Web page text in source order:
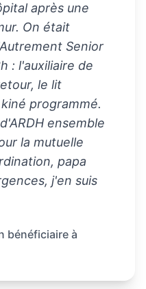
après une
On était
Senior
: l'auxiliaire de
le lit
programmé.
ensemble
la mutuelle
papa
j'en suis
bénéficiaire à